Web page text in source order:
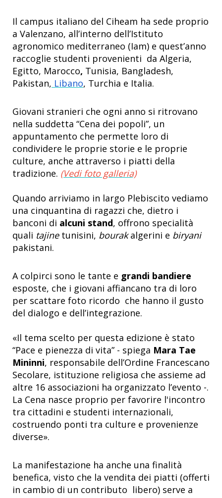
Il campus italiano del Ciheam ha sede proprio
a Valenzano, all’interno dell’Istituto
agronomico mediterraneo (Iam) e quest’anno
raccoglie studenti provenienti da Algeria,
Egitto, Marocco, Tunisia, Bangladesh,
Pakistan, Libano, Turchia e Italia.
Giovani stranieri che ogni anno si ritrovano
nella suddetta “Cena dei popoli”, un
appuntamento che permette loro di
condividere le proprie storie e le proprie
culture, anche attraverso i piatti della
tradizione. (Vedi foto galleria)
Quando arriviamo in largo Plebiscito vediamo
una cinquantina di ragazzi che, dietro i
banconi di alcuni stand, offrono specialità
quali tajinetunisini, bourakalgerini e biryani
pakistani.
A colpirci sono le tante e grandi bandiere
esposte, che i giovani affiancano tra di loro
per scattare foto ricordo che hanno il gusto
del dialogo e dell’integrazione.
«Il tema scelto per questa edizione è stato
“Pace e pienezza di vita” - spiega Mara Tae
Mininni, responsabile dell’Ordine Francescano
Secolare, istituzione religiosa che assieme ad
altre 16 associazioni ha organizzato l’evento -.
La Cena nasce proprio per favorire l'incontro
tra cittadini e studenti internazionali,
costruendo ponti tra culture e provenienze
diverse».
La manifestazione ha anche una finalità
benefica, visto che la vendita dei piatti (offerti
in cambio di un contributo libero) serve a